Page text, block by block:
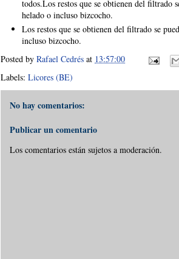
todos.Los restos que se obtienen del filtrado
helado o incluso bizcocho.
Los restos que se obtienen del filtrado se
incluso bizcocho.
Posted by Rafael Cedrés at 13:57:00
Labels: Licores (BE)
No hay comentarios:
Publicar un comentario
Los comentarios están sujetos a moderación.